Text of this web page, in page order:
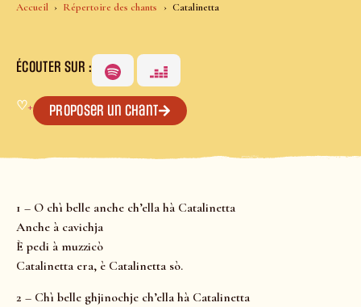
Accueil Répertoire des chants Catalinetta
ÉCOUTER SUR :
♡+ Proposer un chant
1 – O chì belle anche ch’ella hà Catalinetta
Anche à cavichja
È pedi à muzzicò
Catalinetta era, è Catalinetta sò.
2 – Chì belle ghjinochje ch’ella hà Catalinetta